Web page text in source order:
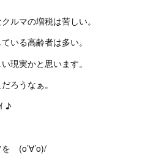
ルマの増税は苦しい。
いる高齢者は多い。
現実かと思います。
ろうなぁ。
♪
を (o’∀’o)/